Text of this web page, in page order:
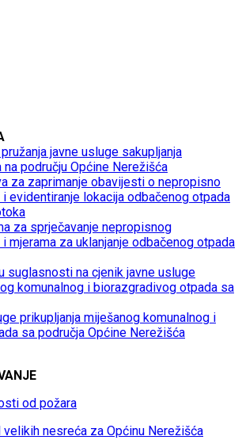
javne usluge sakupljanja
na području Općine Nerežišća
za zaprimanje obavijesti o nepropisno
evidentiranje lokacija odbačenog otpada
za sprječavanje nepropisnog
mjerama za uklanjanje odbačenog otpada
suglasnosti na cjenik javne usluge
komunalnog i biorazgradivog otpada sa
prikupljanja miješanog komunalnog i
sa područja Općine Nerežišća
od požara
nesreća za Općinu Nerežišća